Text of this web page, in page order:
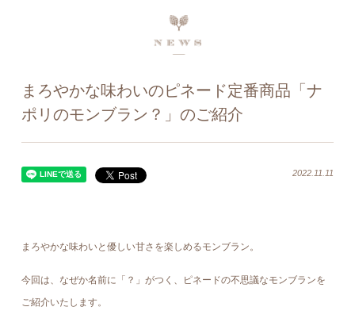
まろやかな味わいのピネード定番商品「ナ
ポリのモンブラン？」のご紹介
2022.11.11
まろやかな味わいと優しい甘さを楽しめるモンブラン 。
今回は、なぜか名前に「？」がつく、ピネードの不思議なモンブランを
ご紹介いたします。